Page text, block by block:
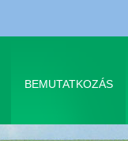
BEMUTATKOZÁS